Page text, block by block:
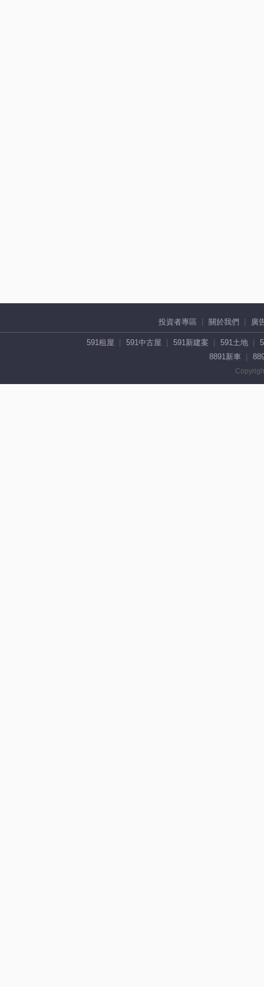
投資者專區 關於我們 廣
591租屋 591中古屋 591新建案 591土地
8891新車